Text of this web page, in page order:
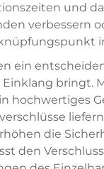
und
verbessern
ein
bringt.
hochwertiges
die
den